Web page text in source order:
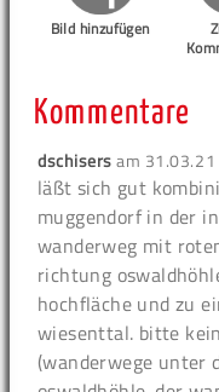
Bild hinzufügen
Kommentare
dschisersam 31.03.21
läßt sich gut
muggendorf in der
wanderweg mit
richtung
hochfläche und zu
wiesenttal. bitte
(wanderwege unter